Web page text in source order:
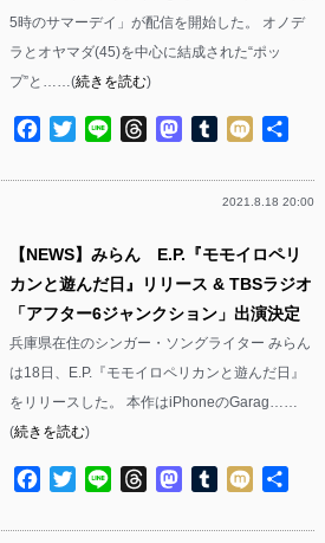
5時のサマーデイ」が配信を開始した。 オノデ
ラとオヤマダ(45)を中心に結成された“ポッ
プ”と……(続きを読む)
Facebook
TwitterLine ThreadsMastodon
Tumblr
Mixi
2021.8.18 20:00
【NEWS】みらん E.P.『モモイロペリ
カンと遊んだ日』リリース & TBSラジオ
「アフター6ジャンクション」出演決定
兵庫県在住のシンガー・ソングライター みらん
は18日、E.P.『モモイロペリカンと遊んだ日』
をリリースした。 本作はiPhoneのGarag……
(続きを読む)
Facebook
TwitterLine ThreadsMastodon
Tumblr
Mixi